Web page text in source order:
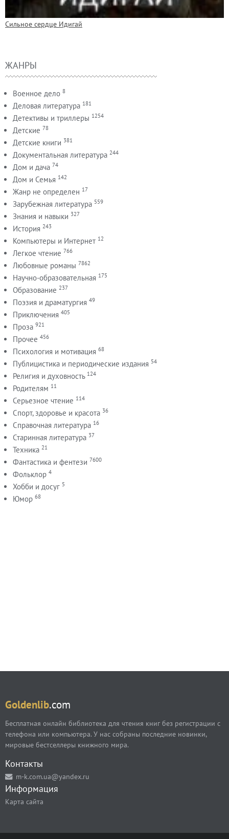
Сильное сердце Идигай
ЖАНРЫ
Военное дело 8
Деловая литература 181
Детективы и триллеры 1254
Детские 78
Детские книги 381
Документальная литература 244
Дом и дача 74
Дом и Семья 142
Жанр не определен 17
Зарубежная литература 559
Знания и навыки 327
История 243
Компьютеры и Интернет 12
Легкое чтение 766
Любовные романы 7862
Научно-образовательная 175
Образование 237
Поэзия и драматургия 49
Приключения 405
Проза 921
Прочее 456
Психология и мотивация 68
Публицистика и периодические издания 54
Религия и духовность 124
Родителям 11
Серьезное чтение 114
Спорт, здоровье и красота 36
Справочная литература 16
Старинная литература 37
Техника 21
Фантастика и фентези 7600
Фольклор 4
Хобби и досуг 5
Юмор 68
Goldenlib.com
Бесплатная онлайн библиотека для чтения книг без регистрации с
телефона или компьютера. У нас собраны последние новинки,
мировые бестселлеры книжного мира.
Контакты
m-k.com.ua@yandex.ru
Информация
Карта сайта